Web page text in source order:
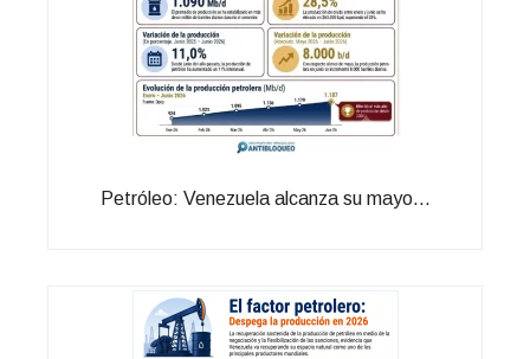
Petróleo: Venezuela alcanza su mayo...